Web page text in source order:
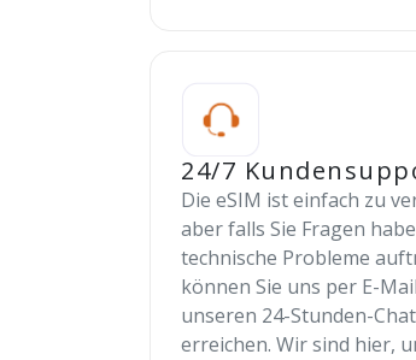
24/7
Die eSIM ist einfach zu
aber falls Sie Fragen
technische Probleme
können Sie uns per E-
unseren 24-Stunden-
erreichen. Wir sind hier,